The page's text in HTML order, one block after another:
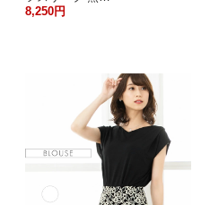
8,250円